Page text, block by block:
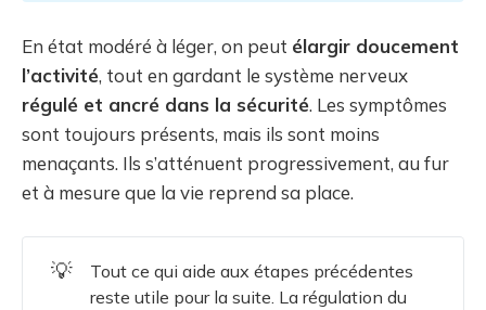
En état modéré à léger, on peut élargir doucement
l’activité, tout en gardant le système nerveux
régulé et ancré dans la sécurité. Les symptômes
sont toujours présents, mais ils sont moins
menaçants. Ils s’atténuent progressivement, au fur
et à mesure que la vie reprend sa place.
💡
Tout ce qui aide aux étapes précédentes
reste utile pour la suite. La régulation du